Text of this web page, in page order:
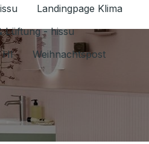
Landingpage Klima
Lüftung - hissu
HI
Weihnachtspost